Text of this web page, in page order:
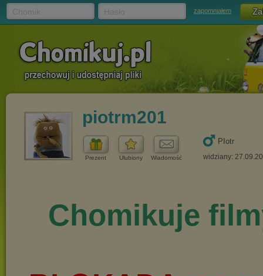
zapomniałem
piotrm201
Prezent Ulubiony Wiadomość
PIotr
widziany: